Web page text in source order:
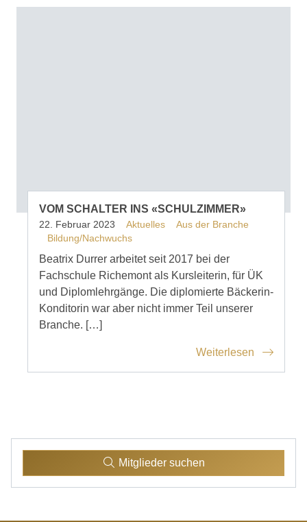
VOM SCHALTER INS «SCHULZIMMER»
22. Februar 2023 Aktuelles
Aus der Branche
Bildung/Nachwuchs
Beatrix Durrer arbeitet seit 2017 bei der
Fachschule Richemont als Kursleiterin, für ÜK
und Diplomlehrgänge. Die diplomierte Bäckerin-
Konditorin war aber nicht immer Teil unserer
Branche. […]
Weiterlesen
Mitglieder suchen